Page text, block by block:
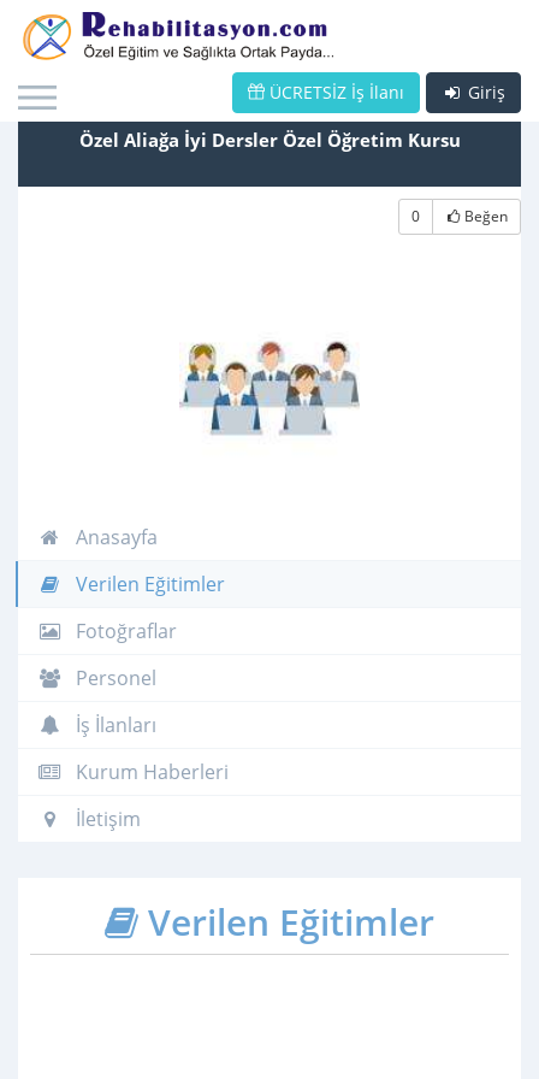
Giriş
ÜCRETSİZ İş İlanı
Özel Aliağa İyi Dersler Özel Öğretim Kursu
0 Beğen
Anasayfa
Verilen Eğitimler
Fotoğraflar
Personel
İş İlanları
Kurum Haberleri
İletişim
Verilen Eğitimler